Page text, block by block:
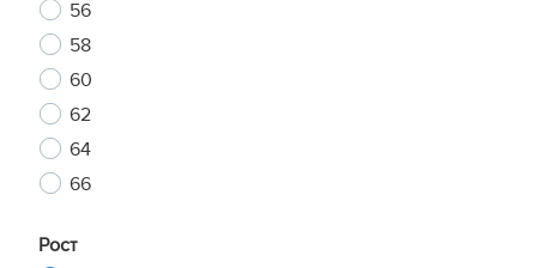
56
58
60
62
64
66
Рост